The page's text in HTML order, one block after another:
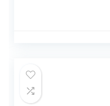
für Erwachsene
von Eva Eich
Gebundene